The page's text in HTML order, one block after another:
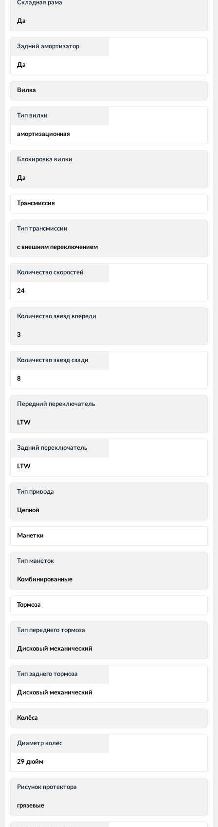
Складная рама
Да
Задний амортизатор
Да
Вилка
Тип вилки
амортизационная
Блокировка вилки
Да
Трансмиссия
Тип трансмиссии
с внешним переключением
Количество скоростей
24
Количество звезд впереди
3
Количество звезд сзади
8
Передний переключатель
LTW
Задний переключатель
LTW
Тип привода
Цепной
Манетки
Тип манеток
Комбинированные
Тормоза
Тип переднего тормоза
Дисковый механический
Тип заднего тормоза
Дисковый механический
Колёса
Диаметр колёс
29 дюйм
Рисунок протектора
грязевые